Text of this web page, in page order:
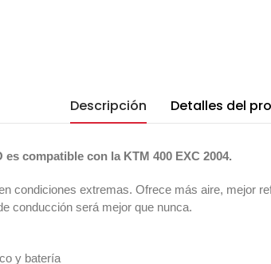
Descripción Detalles del
compatible con la KTM 400 EXC 2004.
condiciones extremas. Ofrece más aire, mejor
conducción será mejor que nunca.
y batería